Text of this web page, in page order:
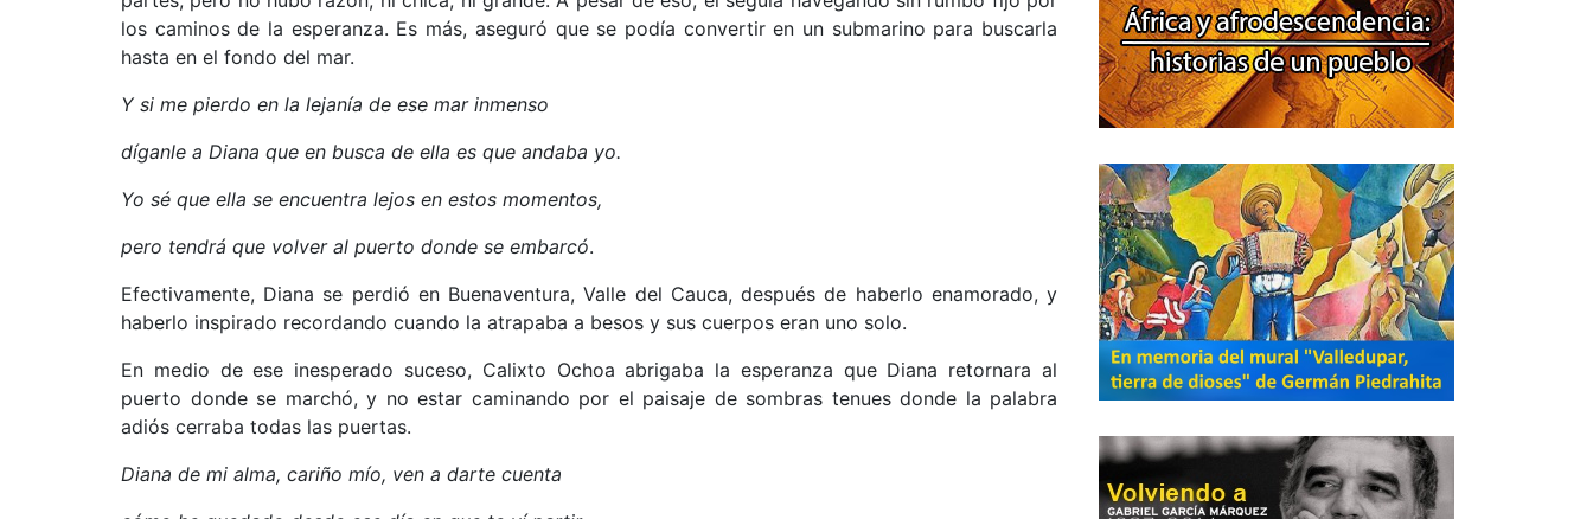
los caminos de la esperanza. Es más, aseguró que se podía convertir en un submarino para buscarla
hasta en el fondo del mar.
Y si me pierdo en la lejanía de ese mar inmenso
díganle a Diana que en busca de ella es que andaba yo.
Yo sé que ella se encuentra lejos en estos momentos,
pero tendrá que volver al puerto donde se embarcó.
Efectivamente, Diana se perdió en Buenaventura, Valle del Cauca, después de haberlo enamorado, y
haberlo inspirado recordando cuando la atrapaba a besos y sus cuerpos eran uno solo.
En medio de ese inesperado suceso, Calixto Ochoa abrigaba la esperanza que Diana retornara al
puerto donde se marchó, y no estar caminando por el paisaje de sombras tenues donde la palabra
adiós cerraba todas las puertas.
Diana de mi alma, cariño mío, ven a darte cuenta